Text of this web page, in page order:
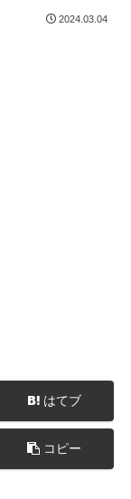
2024.03.04
はてブ
コピー